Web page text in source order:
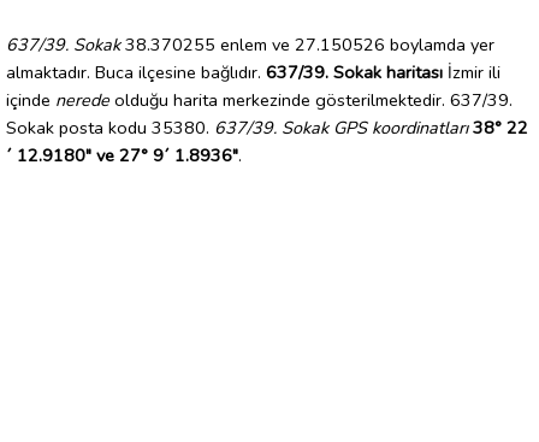
637/39. Sokak38.370255 enlem ve 27.150526 boylamda yer
almaktadır. Buca ilçesine bağlıdır. 637/39. Sokak haritası İzmir ili
içinde nerede olduğu harita merkezinde gösterilmektedir. 637/39.
Sokak posta kodu 35380. 637/39. Sokak GPS koordinatları 38° 22
´ 12.9180" ve 27° 9´ 1.8936".